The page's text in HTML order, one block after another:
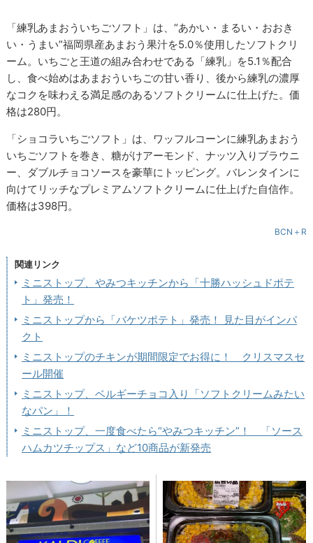
「練乳あまおういちごソフト」は、“あかい・まるい・おおき
い・うまい”福岡県産あまおう果汁を5.0％使用したソフトクリ
ーム。いちごと王道の組み合わせである「練乳」を5.1％配合
し、食べ始めはあまおういちごの甘い香り、後から練乳の濃厚
なコクを味わえる満足感のあるソフトクリームに仕上げた。価
格は280円。
「ショコラいちごソフト」は、ワッフルコーンに練乳あまおう
いちごソフトを巻き、糖がけアーモンド、ナッツ入りブラウニ
ー、ダブルチョコソースを豪華にトッピング。バレンタインに
向けてリッチなプレミアムソフトクリームに仕上げた自信作。
価格は398円。
BCN＋R
関連リンク
ミニストップ、やみつキッチンから「十勝ハッシュドポテ
ト」発売！
ミニストップから「バケツポテト」発売！ 見た目がインパ
クト
ミニストップのチキンが期間限定でお得に！ クリスマスセ
ール開催
ミニストップ、ベルギーチョコ入り「ソフトクリームみたい
なパン」！
ミニストップ、一度食べたら“やみつキッチン”！ 「ソース
ハムカツチップス」など10商品が新発売